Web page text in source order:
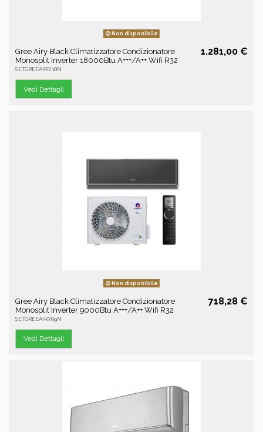
Non disponibile
Gree Airy Black Climatizzatore Condizionatore
Monosplit Inverter 18000Btu A+++/A++ Wifi R32
SETGREEAIRY18N
1.281,00 €
Vedi Dettagli
Non disponibile
Gree Airy Black Climatizzatore Condizionatore
Monosplit Inverter 9000Btu A+++/A++ Wifi R32
SETGREEAIRY09N
718,28 €
Vedi Dettagli